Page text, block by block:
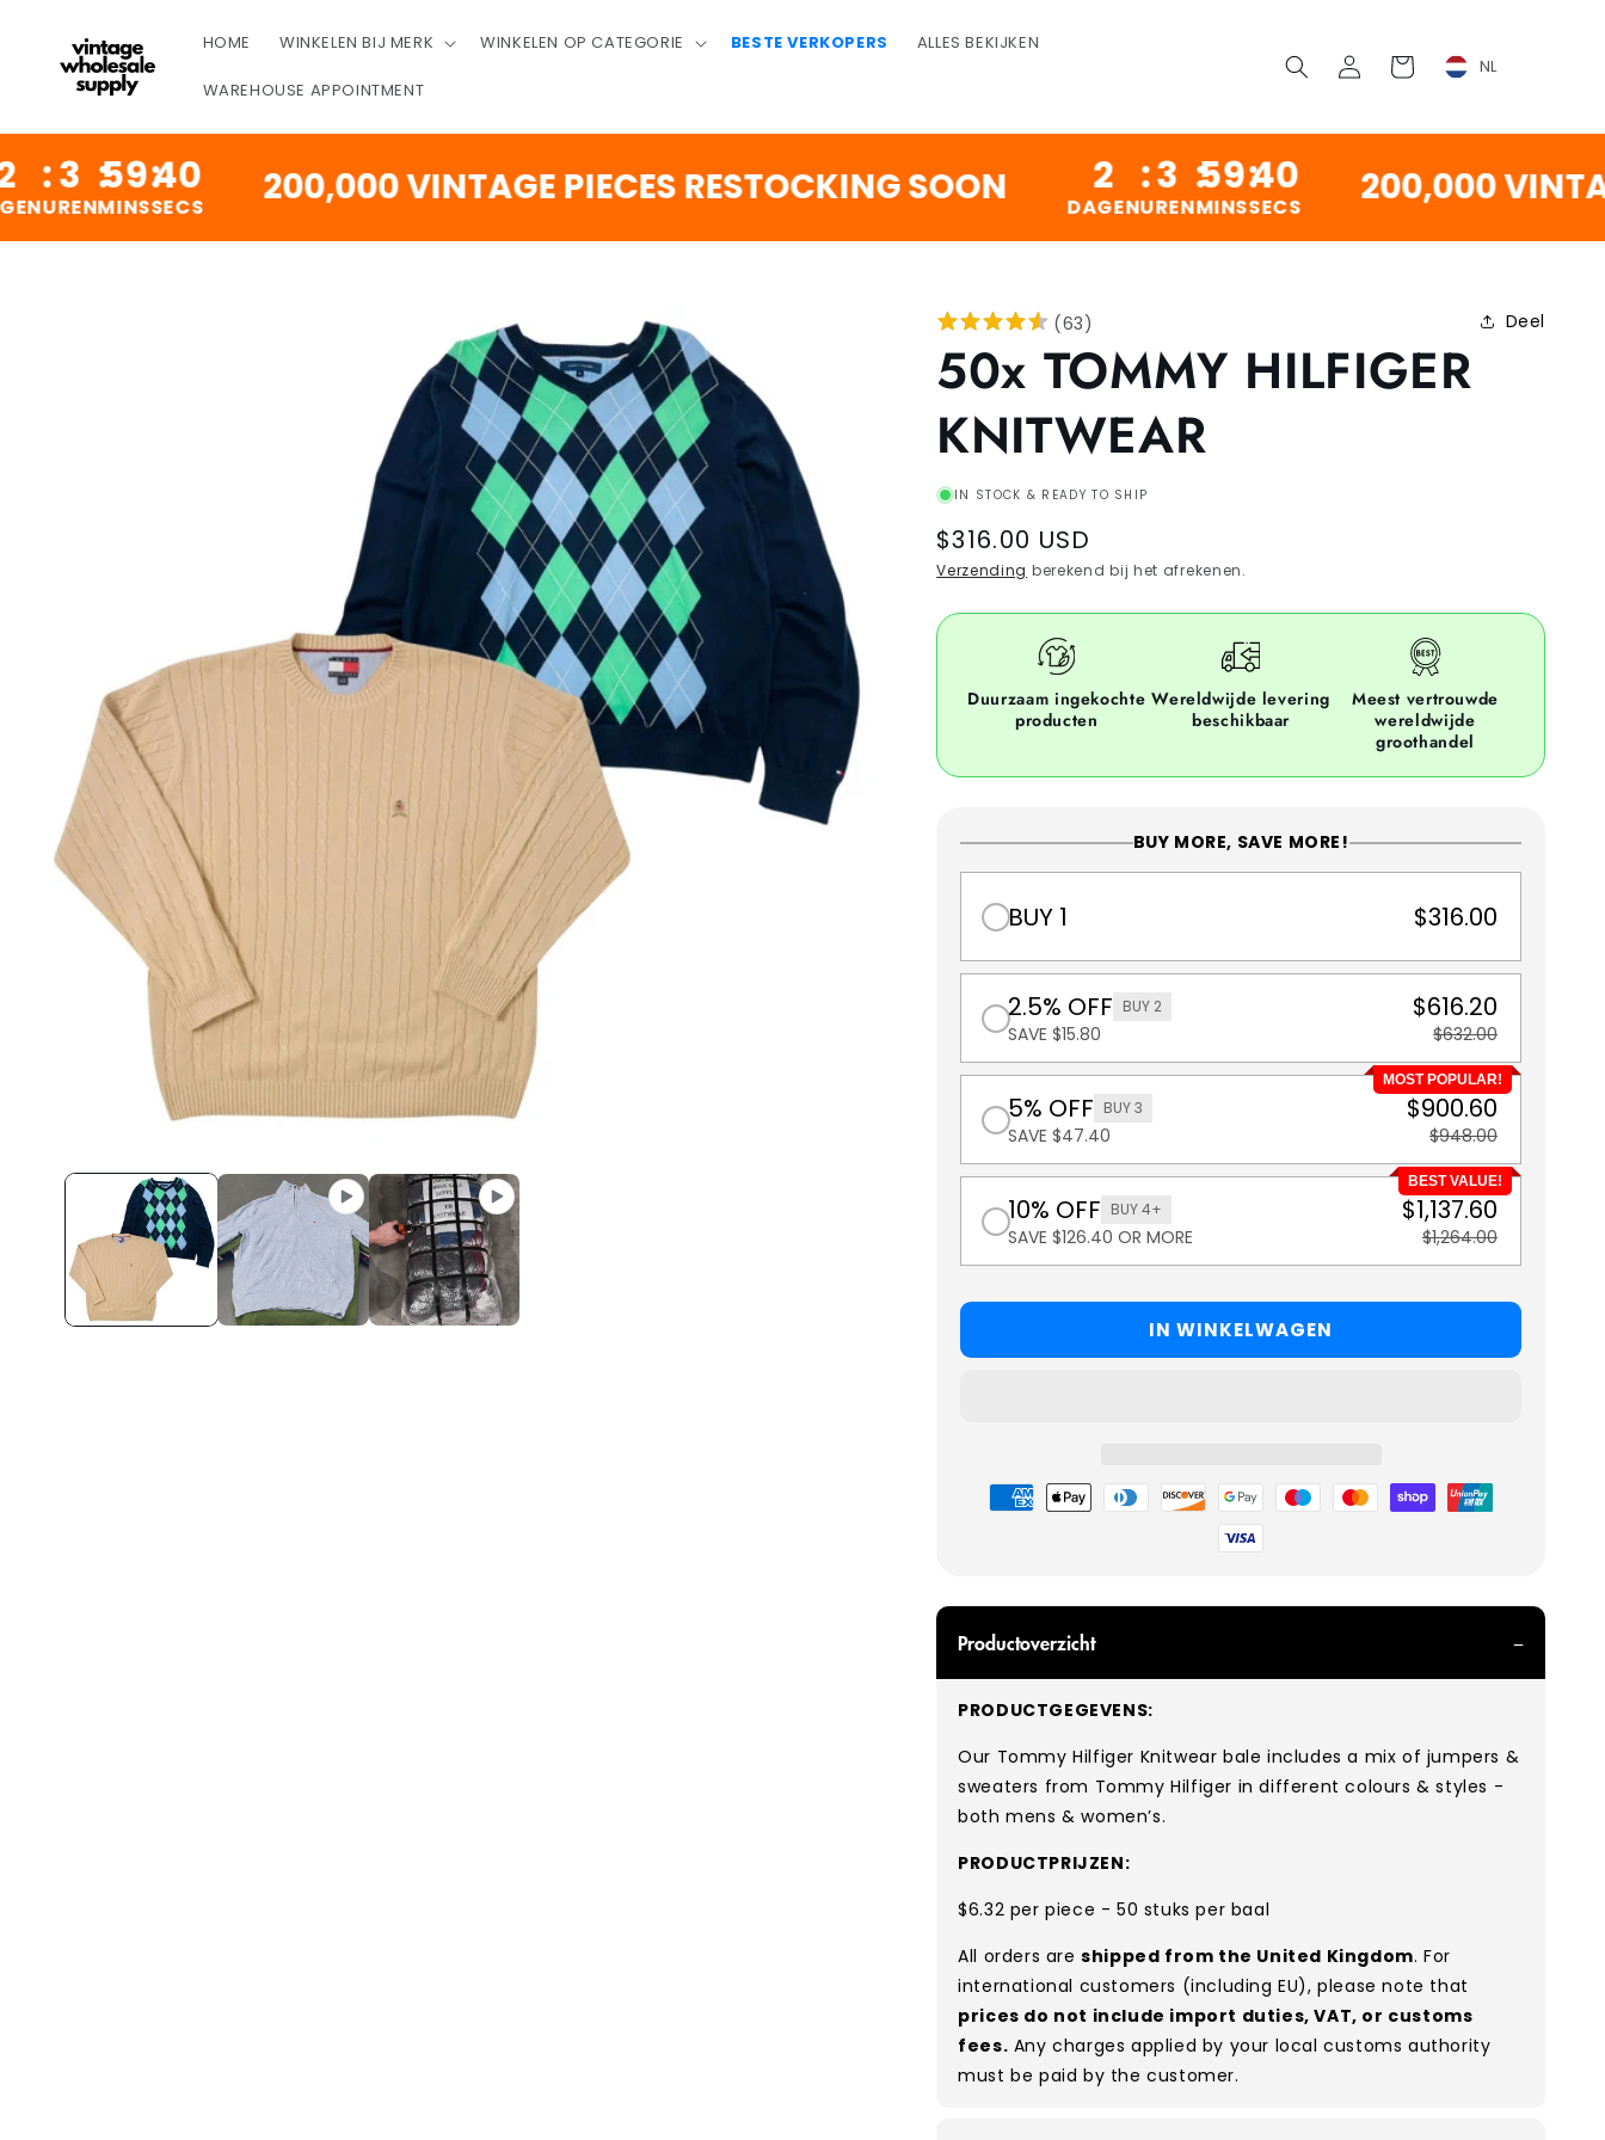
INHOUD
HOME WINKELEN BIJ MERK WINKELEN OP CATEGORIE BESTE VERKOPERS ALLES BEKIJKEN
WAREHOUSE APPOINTMENT
Inloggen
Winkelwagen NL
:
59 :
MINS
40
SECS 200,000 VINTAGE PIECES RESTOCKING SOON 2
DAGEN
:
UREN
59 :
MINS
40
SECS 200,000 VINTAGE
(63) Deel
50x TOMMY HILFIGER
KNITWEAR
IN STOCK & READY TO SHIP
Regular
price
$316.00 USD
Verzending berekend bij het afrekenen.
Duurzaam ingekochte
producten
Wereldwijde levering
beschikbaar
Meest vertrouwde
wereldwijde
groothandel
BUY MORE, SAVE MORE!
BUY 1 $316.00
2.5% OFF BUY 2
SAVE $15.80
$616.20
$632.00
MOST POPULAR!
5% OFF BUY 3
SAVE $47.40
$900.60
$948.00
BEST VALUE!
10% OFF BUY 4+
SAVE $126.40 OR MORE
$1,137.60
$1,264.00
IN WINKELWAGEN
Betaalmethoden
Productoverzicht
PRODUCTGEGEVENS:
Our Tommy Hilfiger Knitwear bale includes a mix of jumpers &
sweaters from Tommy Hilfiger in different colours & styles -
both mens & women’s.
PRODUCTPRIJZEN:
$6.32 per piece - 50 stuks per baal
All orders areshipped from the United Kingdom. For
international customers (including EU), please note that
prices do not include import duties, VAT, or customs
fees. Any charges applied by your local customs authority
must be paid by the customer.